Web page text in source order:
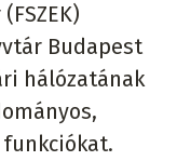
Budapest
hálózatának